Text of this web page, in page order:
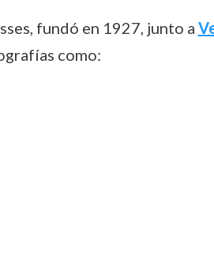
fundó en 1927, junto a
como: